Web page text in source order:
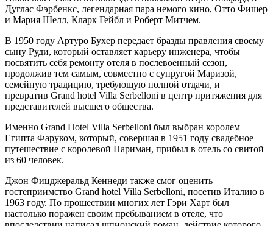
Дуглас Фэрбенкс, легендарная пара немого кино, Отто Фишер
и Мария Шелл, Кларк Гейбл и Роберт Митчем.
В 1950 году Артуро Бухер передает бразды правления своему
сыну Руди, который оставляет карьеру инженера, чтобы
посвятить себя ремонту отеля в послевоенный сезон,
продолжив тем самым, совместно с супругой Маризой,
семейную традицию, требующую полной отдачи, и
превратив Grand hotel Villa Serbelloni в центр притяжения для
представителей высшего общества.
Именно Grand Hotel Villa Serbelloni был выбран королем
Египта Фаруком, который, совершая в 1951 году свадебное
путешествие с королевой Нариман, прибыл в отель со свитой
из 60 человек.
Джон Фицджеральд Кеннеди также смог оценить
гостеприимство Grand hotel Villa Serbelloni, посетив Италию в
1963 году. По прошествии многих лет Гэри Харт был
настолько поражен своим пребыванием в отеле, что